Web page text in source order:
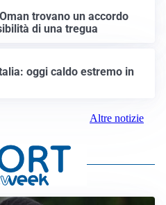
trovano un accordo
di una tregua
oggi caldo estremo in
Altre notizie